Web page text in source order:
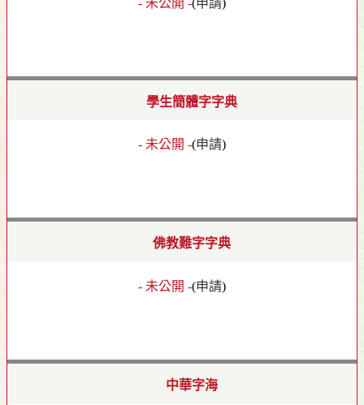
學生簡體字字典
- 未公開 -(申請)
佛教難字字典
- 未公開 -(申請)
中華字海